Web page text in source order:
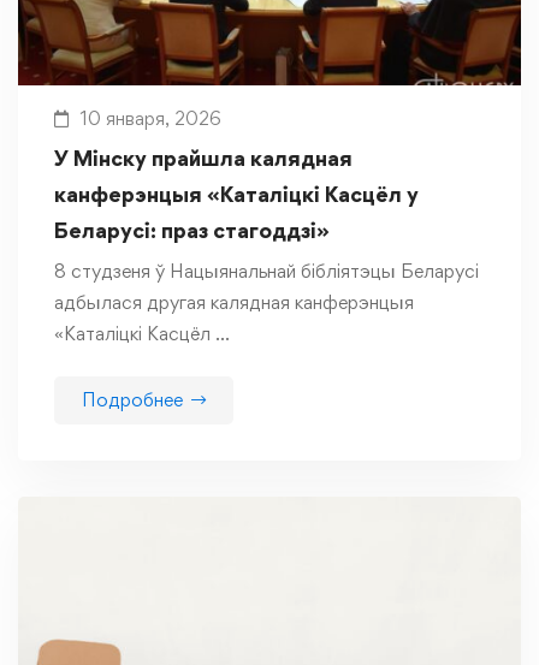
10 января, 2026
У Мінску прайшла калядная
канферэнцыя «Каталіцкі Касцёл у
Беларусі: праз стагоддзі»
8 студзеня ў Нацыянальнай бібліятэцы Беларусі
адбылася другая калядная канферэнцыя
«Каталіцкі Касцёл …
Подробнее